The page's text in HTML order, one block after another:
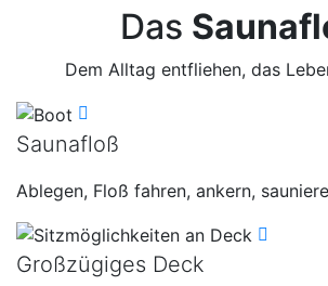
Das
Dem Alltag entfliehen, das
Saunafloß
Ablegen, Floß fahren, ankern,
Großzügiges Deck